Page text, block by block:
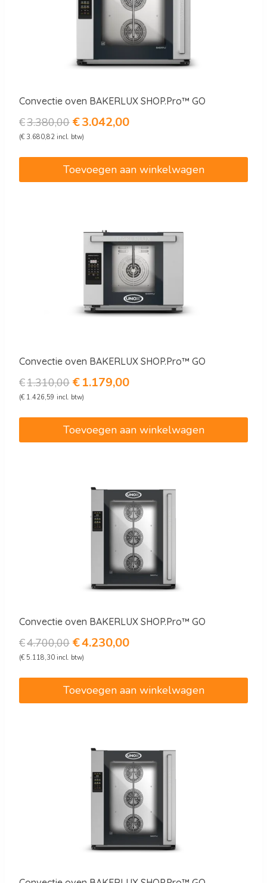
Convectie oven BAKERLUX SHOP.Pro™ GO
€3.380,00 Oorspronkelijke
prijs
was:
€3.380,00.
€3.042,00Huidige
€3.042,00.
(€ 3.680,82 incl. btw)
Toevoegen aan winkelwagen
Convectie oven BAKERLUX SHOP.Pro™ GO
€1.310,00 Oorspronkelijke
prijs
was:
€1.310,00.
€1.179,00Huidige
€1.179,00.
(€ 1.426,59 incl. btw)
Toevoegen aan winkelwagen
Convectie oven BAKERLUX SHOP.Pro™ GO
€4.700,00 Oorspronkelijke
prijs
was:
€4.700,00.
€4.230,00Huidige
€4.230,00.
(€ 5.118,30 incl. btw)
Toevoegen aan winkelwagen